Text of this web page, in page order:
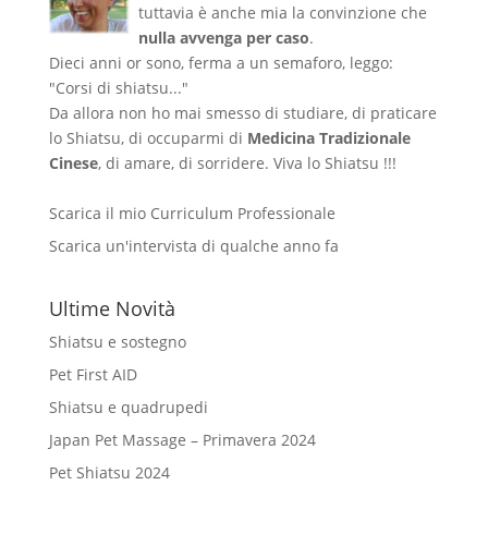
tuttavia è anche mia la convinzione che
nulla avvenga per caso.
Dieci anni or sono, ferma a un semaforo, leggo:
"Corsi di shiatsu..."
Da allora non ho mai smesso di studiare, di praticare
lo Shiatsu, di occuparmi di Medicina Tradizionale
Cinese, di amare, di sorridere. Viva lo Shiatsu !!!
Scarica il mio Curriculum Professionale
Scarica un'intervista di qualche anno fa
Ultime Novità
Shiatsu e sostegno
Pet First AID
Shiatsu e quadrupedi
Japan Pet Massage – Primavera 2024
Pet Shiatsu 2024